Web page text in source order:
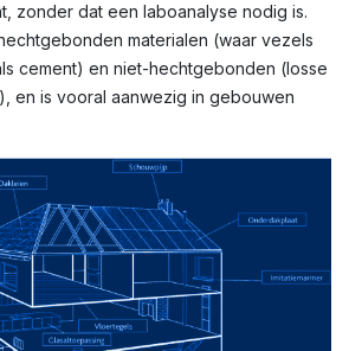
zonder dat een laboanalyse nodig is.
materialen (waar vezels
cement) en niet-hechtgebonden (losse
en is vooral aanwezig in gebouwen